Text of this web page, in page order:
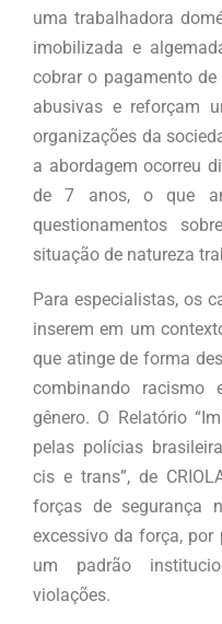
uma trabalhadora
imobilizada e
cobrar o pagamento
abusivas e reforçam
organizações da
a abordagem ocorreu
de 7 anos, o que
questionamentos
situação de natureza
Para especialistas, os
inserem em um
que atinge de forma
combinando racismo
gênero. O Relatório
pelas polícias
cis e trans”, de
forças de segurança
excessivo da força,
um padrão
violações.